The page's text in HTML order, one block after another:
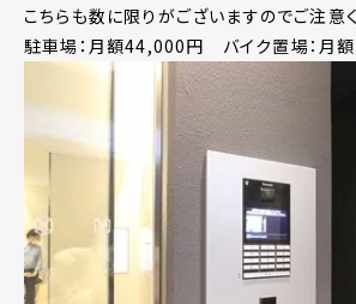
こちらも数に限りがございますのでご注意
駐車場：月額44,000円 バイク置場：月